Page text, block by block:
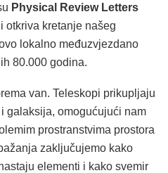
Physical Review Letters
otkriva kretanje našeg
lokalno međuzvjezdano
80.000 godina.
van. Teleskopi prikupljaju
galaksija, omogućujući nam
prostranstvima prostora
zaključujemo kako
elementi i kako svemir